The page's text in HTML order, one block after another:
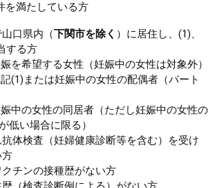
を満たしている方
口県内（下関市を除く ）に居住し、(1)、
する方
を希望する女性（妊娠中の女性は対象外）
(1)または妊娠中の女性の配偶者（パート
中の女性の同居者（ただし妊娠中の女性の
低い場合に限る）
体検査（妊婦健康診断等を含む）を受け
方
チンの接種歴がない方